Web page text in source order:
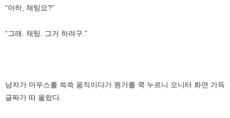
“아하, 채팅요?”
“그래. 채팅. 그거 하려구.”
남자가 마우스를 쓱쓱 움직이다가 뭔가를 쿡 누르니 모니터 화면 가득
글짜가 떠 올랐다.